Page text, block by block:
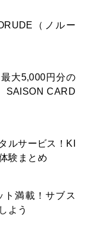
（ノルー
大5,000円分の
SAISON CARD
ルサービス！KI
験まとめ
ト満載！サブス
よう